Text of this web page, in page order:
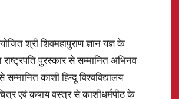
News,
श्री शिवमहापुराण ज्ञान यज्ञ के
पुरस्कार से सम्मानित अभिनव
काशी हिन्दू विश्वविद्यालय
एवं कषाय वस्त्र से काशीधर्मपीठ के